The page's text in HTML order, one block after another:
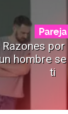
Pareja
Razones
hombre
ti